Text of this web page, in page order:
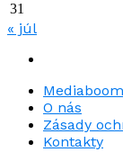
31
« júl
O nás
Zásady
Kontakty